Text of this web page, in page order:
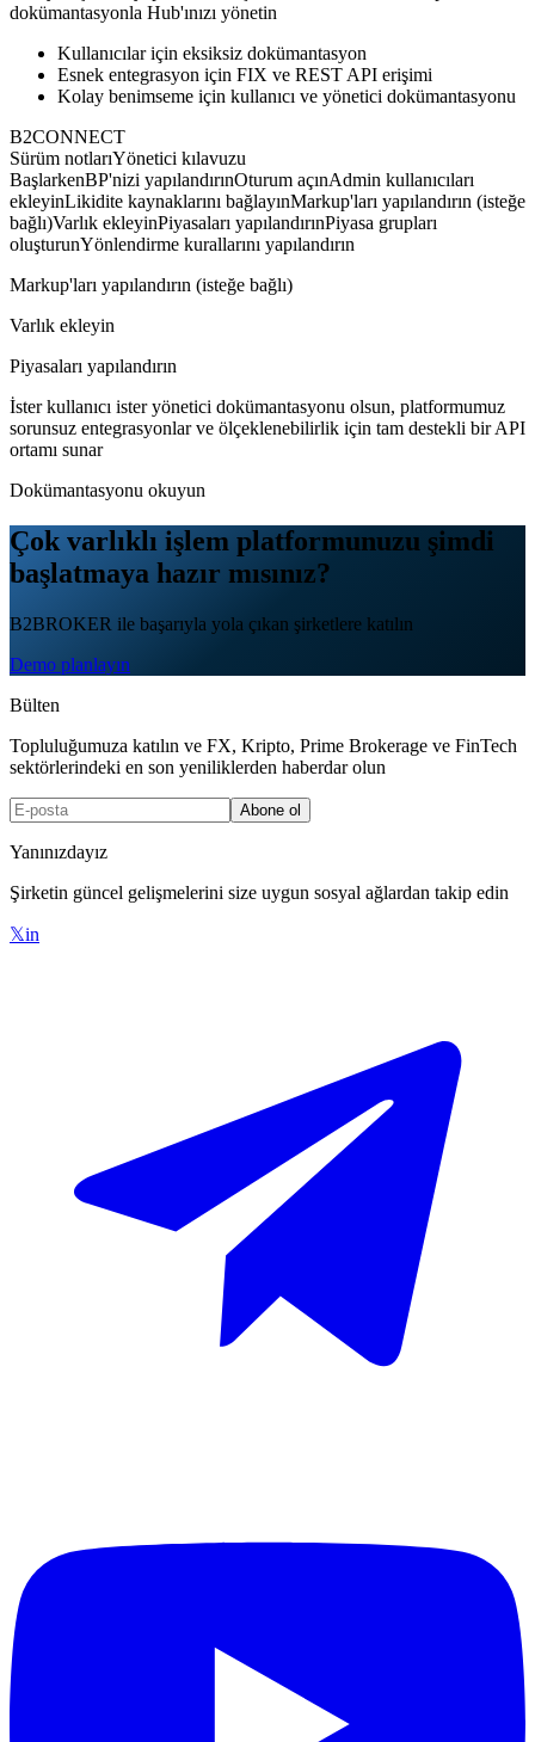
dokümantasyonla Hub'ınızı yönetin
Kullanıcılar için eksiksiz dokümantasyon
Esnek entegrasyon için FIX ve REST API erişimi
Kolay benimseme için kullanıcı ve yönetici dokümantasyonu
B2CONNECT
Sürüm notlarıYönetici kılavuzu
BaşlarkenBP'nizi yapılandırınOturum açınAdmin kullanıcıları
ekleyinLikidite kaynaklarını bağlayınMarkup'ları yapılandırın (isteğe
bağlı)Varlık ekleyinPiyasaları yapılandırınPiyasa grupları
oluşturunYönlendirme kurallarını yapılandırın
Markup'ları yapılandırın (isteğe bağlı)
Varlık ekleyin
Piyasaları yapılandırın
İster kullanıcı ister yönetici dokümantasyonu olsun, platformumuz
sorunsuz entegrasyonlar ve ölçeklenebilirlik için tam destekli bir API
ortamı sunar
Dokümantasyonu okuyun
Çok varlıklı işlem platformunuzu şimdi
başlatmaya hazır mısınız?
B2BROKER ile başarıyla yola çıkan şirketlere katılın
Demo planlayın
Bülten
Topluluğumuza katılın ve FX, Kripto, Prime Brokerage ve FinTech
sektörlerindeki en son yeniliklerden haberdar olun
Abone ol
Yanınızdayız
Şirketin güncel gelişmelerini size uygun sosyal ağlardan takip edin
𝕏in